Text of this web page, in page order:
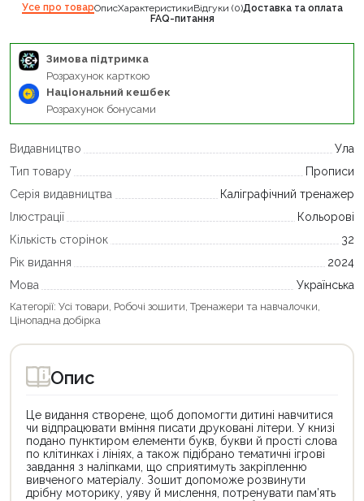
Усе про товарОписХарактеристикиВідгуки (0)Доставка та оплата
FAQ-питання
Зимова підтримка
Розрахунок карткою
Національний кешбек
Розрахунок бонусами
Видавництво
Ула
Тип товару
Прописи
Серія видавництва
Каліграфічний тренажер
Ілюстрації
Кольорові
Кількість сторінок
32
Рік видання
2024
Мова
Українська
Категорії: Усі товари Робочі зошити Тренажери та навчалочки
Цінопадна добірка
Опис
Це видання створене, щоб допомогти дитині навчитися
чи відпрацювати вміння писати друковані літери. У книзі
подано пунктиром елементи букв, букви й прості слова
по клітинках і лініях, а також підібрано тематичні ігрові
завдання з наліпками, що сприятимуть закріпленню
вивченого матеріалу. Зошит допоможе розвинути
дрібну моторику, уяву й мислення, потренувати пам’ять